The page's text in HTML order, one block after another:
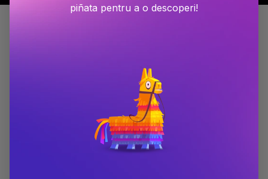
130x200
piñata pentru a o descoperi!